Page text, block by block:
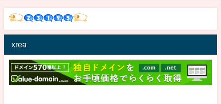
xrea